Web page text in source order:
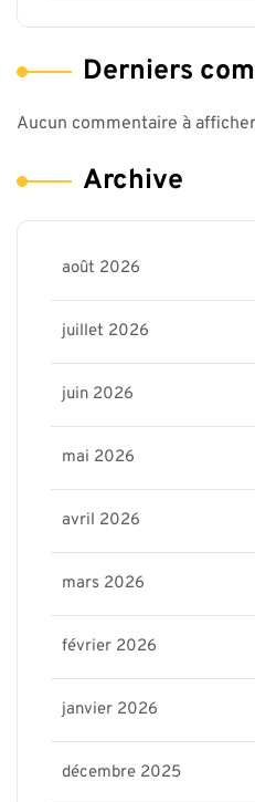
Derniers
Aucun commentaire à
Archive
août 2026
juillet 2026
juin 2026
mai 2026
avril 2026
mars 2026
février 2026
janvier 2026
décembre 2025